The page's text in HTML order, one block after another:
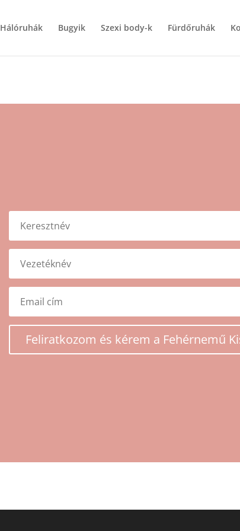
Hálóruhák Bugyik Szexi body-k Fürdőruhák
Feliratkozom és kérem a Fehérnemű